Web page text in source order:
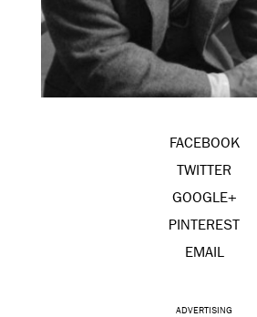
FACEBOOK
TWITTER
GOOGLE+
PINTEREST
EMAIL
ADVERTISING